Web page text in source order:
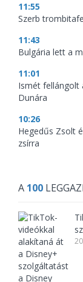
11:55
Szerb
11:43
Bulgária lett a
11:01
Ismét fellángolt
Dunára
10:26
Hegedűs Zsolt
zsírra
A 100